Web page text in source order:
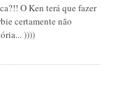
O Ken terá que fazer
certamente não
))))